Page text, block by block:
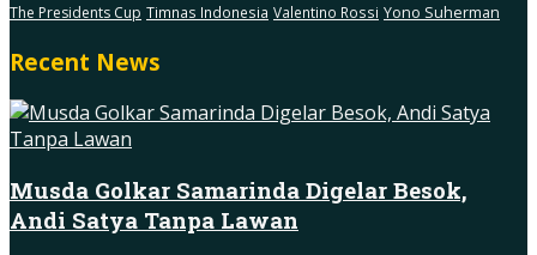
The Presidents Cup Timnas Indonesia Valentino Rossi Yono Suherman
Recent News
Musda Golkar Samarinda Digelar Besok,
Andi Satya Tanpa Lawan